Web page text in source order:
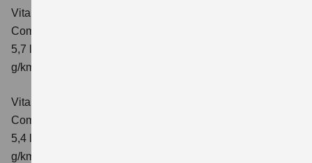
Vitara 1.4 BOOSTERJET HYBRID AT
Comfort+
5,7 l/100km; kombinierter Wert der CO₂-Emission: 130
g/km; CO₂-Klasse: D
Vitara 1.4 BOOSTERJET HYBRID ALLGRIP
Comfort
5,4 l/100km; kombinierter Wert der CO₂-Emission: 129
g/km; CO₂-Klasse: D